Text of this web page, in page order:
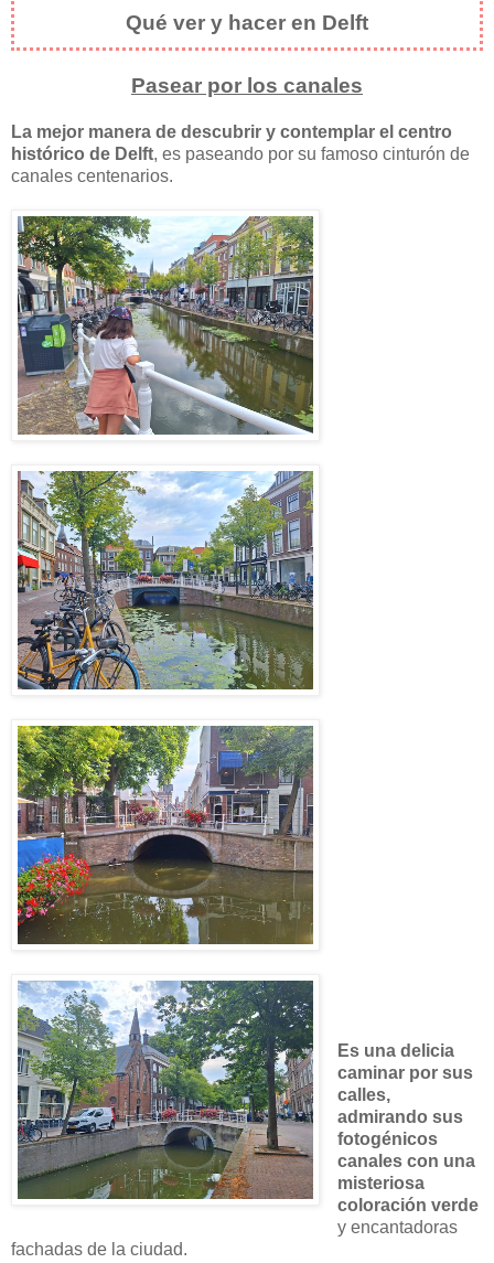
Qué ver y hacer en Delft
Pasear por los canales
La mejor manera de descubrir y contemplar el centro
histórico de Delft, es paseando por su famoso cinturón de
canales centenarios.
Es una delicia
caminar por sus
calles,
admirando sus
fotogénicos
canales con una
misteriosa
coloración verde
y encantadoras
fachadas de la ciudad.